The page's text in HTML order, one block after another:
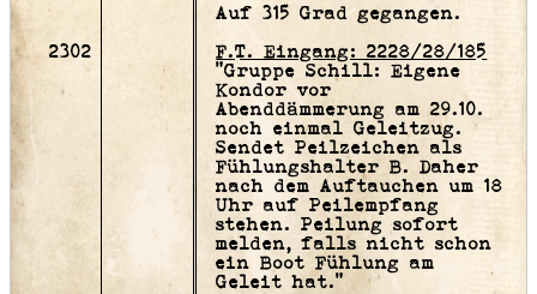
Auf 315 Grad gegangen.
2302
F.T. Eingang: 2228/28/185
"Gruppe Schill: Eigene
Kondor vor
Abenddämmerung am 29.10.
noch einmal Geleitzug.
Sendet Peilzeichen als
Fühlungshalter B. Daher
nach dem Auftauchen um 18
Uhr auf Peilempfang
stehen. Peilung sofort
melden, falls nicht schon
ein Boot Fühlung am
Geleit hat."